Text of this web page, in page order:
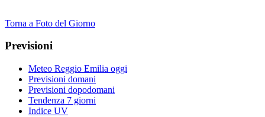
Torna a Foto del Giorno
Previsioni
Meteo Reggio Emilia oggi
Previsioni domani
Previsioni dopodomani
Tendenza 7 giorni
Indice UV